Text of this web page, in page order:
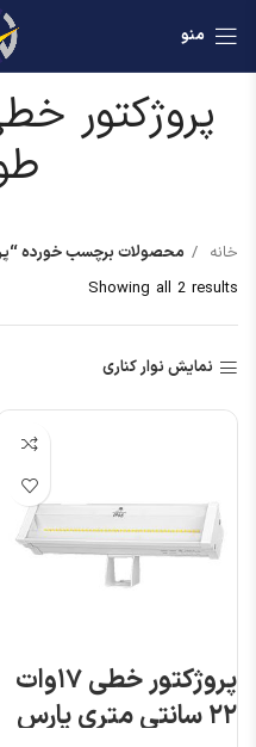
منو
پروژکتور
خانه
محصولات برچسب خورده
Showing all 2 results
نمایش نوار کناری
پروژکتور خطی ۱۷وات
۲۲ سانتی متری پارس